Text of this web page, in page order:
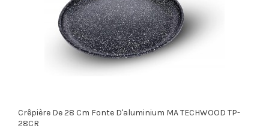
Crêpière De 28 Cm Fonte D'aluminium MA TECHWOOD TP-
28CR